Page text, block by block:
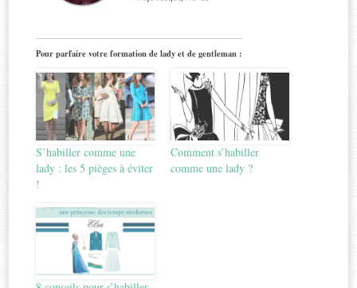
Pour parfaire votre formation de lady et de gentleman :
S’habiller comme une
lady : les 5 pièges à éviter
!
Comment s’habiller
comme une lady ?